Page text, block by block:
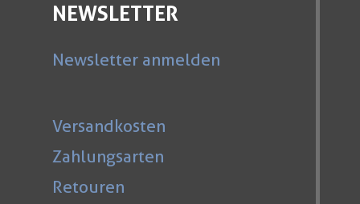
NEWSLETTER
Newsletter anmelden
Versandkosten
Zahlungsarten
Retouren